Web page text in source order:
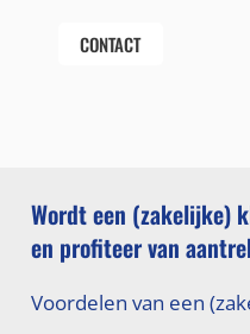
CONTACT
Wordt een (zakelijke)
en profiteer van
Voordelen van een